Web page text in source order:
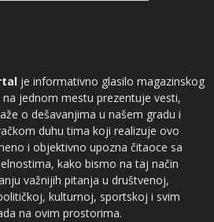
je informativno glasilo magazinskog
jednom mestu prezentuje vesti,
o dešavanjima u našem gradu i
duhu tima koji realizuje ovo
i objektivno upozna čitaoce sa
kako bismo na taj način
važnijih pitanja u društvenoj,
kulturnoj, sportskoj i svim
na ovim prostorima.